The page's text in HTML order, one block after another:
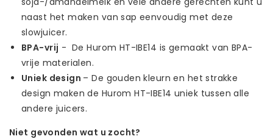
naast het maken van sap eenvoudig met deze
slowjuicer.
BPA-vrij - De Hurom HT-IBE14 is gemaakt van BPA-
vrije materialen.
Uniek design – De gouden kleurn en het strakke
design maken de Hurom HT-IBE14 uniek tussen alle
andere juicers.
Niet gevonden wat u zocht?